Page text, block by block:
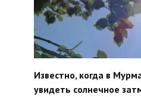
Известно, когда в
увидеть солнечное